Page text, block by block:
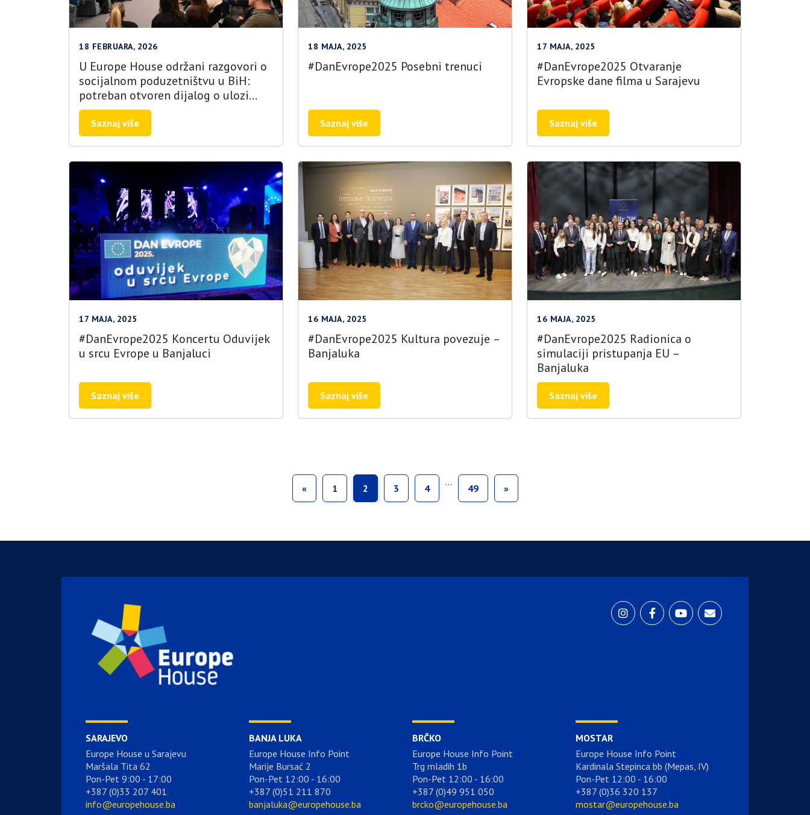
18 FEBRUARA, 2026
U Europe House održani razgovori o
socijalnom poduzetništvu u BiH:
potreban otvoren dijalog o ulozi
mladih, neiskorištenom potencijalu i
usklađivanju s prioritetima EU
Saznaj više
18 MAJA, 2025
#DanEvrope2025 Posebni trenuci
Saznaj više
17 MAJA, 2025
#DanEvrope2025 Otvaranje
Evropske dane filma u Sarajevu
Saznaj više
17 MAJA, 2025
#DanEvrope2025 Koncertu Oduvijek
u srcu Evrope u Banjaluci
Saznaj više
16 MAJA, 2025
#DanEvrope2025 Kultura povezuje –
Banjaluka
Saznaj više
16 MAJA, 2025
#DanEvrope2025 Radionica o
simulaciji pristupanja EU –
Banjaluka
Saznaj više
« 1 2 3 4
…
49 »
SARAJEVO
Europe House u Sarajevu
Maršala Tita 62
Pon-Pet 9:00 - 17:00
+387 (0)33 207 401
info@europehouse.ba
BANJA LUKA
Europe House Info Point
Marije Bursać 2
Pon-Pet 12:00 - 16:00
+387 (0)51 211 870
banjaluka@europehouse.ba
BRČKO
Europe House Info Point
Trg mladih 1b
Pon-Pet 12:00 - 16:00
+387 (0)49 951 050
brcko@europehouse.ba
MOSTAR
Europe House Info Point
Kardinala Stepinca bb (Mepas, IV)
Pon-Pet 12:00 - 16:00
+387 (0)36 320 137
mostar@europehouse.ba